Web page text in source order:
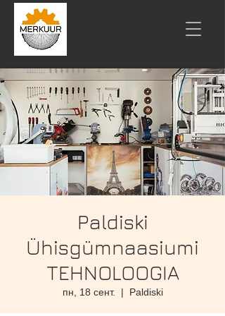
Paldiski
Ühisgümnaasiumi
TEHNOLOOGIA
пн, 18 сент.
  |
Paldiski